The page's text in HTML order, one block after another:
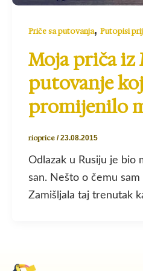
Priče sa putovanja, Putopisi
Moja priča iz
putovanje
promijenilo
rioprice /23.08.2015
Odlazak u Rusiju je bio
san. Nešto o čemu
Zamišljala taj trenutak